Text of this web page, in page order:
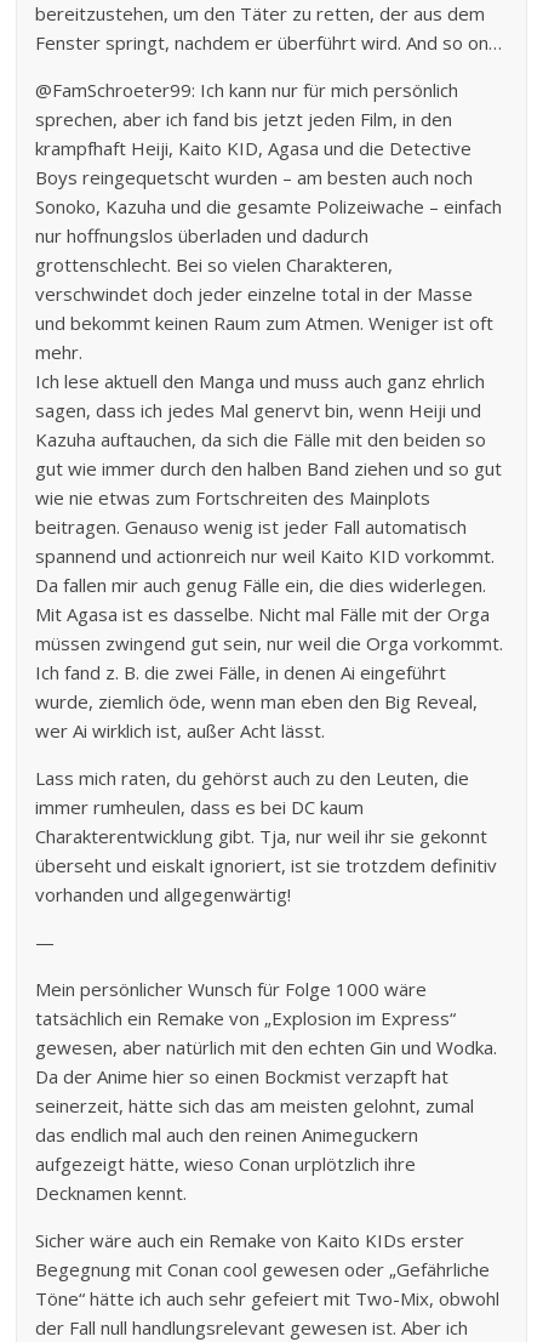
bereitzustehen, um den Täter zu retten, der aus dem
Fenster springt, nachdem er überführt wird. And so on…
@FamSchroeter99: Ich kann nur für mich persönlich
sprechen, aber ich fand bis jetzt jeden Film, in den
krampfhaft Heiji, Kaito KID, Agasa und die Detective
Boys reingequetscht wurden – am besten auch noch
Sonoko, Kazuha und die gesamte Polizeiwache – einfach
nur hoffnungslos überladen und dadurch
grottenschlecht. Bei so vielen Charakteren,
verschwindet doch jeder einzelne total in der Masse
und bekommt keinen Raum zum Atmen. Weniger ist oft
mehr.
Ich lese aktuell den Manga und muss auch ganz ehrlich
sagen, dass ich jedes Mal genervt bin, wenn Heiji und
Kazuha auftauchen, da sich die Fälle mit den beiden so
gut wie immer durch den halben Band ziehen und so gut
wie nie etwas zum Fortschreiten des Mainplots
beitragen. Genauso wenig ist jeder Fall automatisch
spannend und actionreich nur weil Kaito KID vorkommt.
Da fallen mir auch genug Fälle ein, die dies widerlegen.
Mit Agasa ist es dasselbe. Nicht mal Fälle mit der Orga
müssen zwingend gut sein, nur weil die Orga vorkommt.
Ich fand z. B. die zwei Fälle, in denen Ai eingeführt
wurde, ziemlich öde, wenn man eben den Big Reveal,
wer Ai wirklich ist, außer Acht lässt.
Lass mich raten, du gehörst auch zu den Leuten, die
immer rumheulen, dass es bei DC kaum
Charakterentwicklung gibt. Tja, nur weil ihr sie gekonnt
überseht und eiskalt ignoriert, ist sie trotzdem definitiv
vorhanden und allgegenwärtig!
—
Mein persönlicher Wunsch für Folge 1000 wäre
tatsächlich ein Remake von „Explosion im Express“
gewesen, aber natürlich mit den echten Gin und Wodka.
Da der Anime hier so einen Bockmist verzapft hat
seinerzeit, hätte sich das am meisten gelohnt, zumal
das endlich mal auch den reinen Animeguckern
aufgezeigt hätte, wieso Conan urplötzlich ihre
Decknamen kennt.
Sicher wäre auch ein Remake von Kaito KIDs erster
Begegnung mit Conan cool gewesen oder „Gefährliche
Töne“ hätte ich auch sehr gefeiert mit Two-Mix, obwohl
der Fall null handlungsrelevant gewesen ist. Aber ich